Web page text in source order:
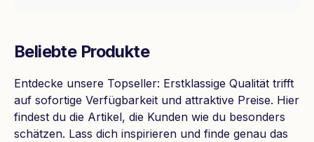
Beliebte Produkte
Entdecke unsere Topseller: Erstklassige Qualität trifft
auf sofortige Verfügbarkeit und attraktive Preise. Hier
findest du die Artikel, die Kunden wie du besonders
schätzen. Lass dich inspirieren und finde genau das